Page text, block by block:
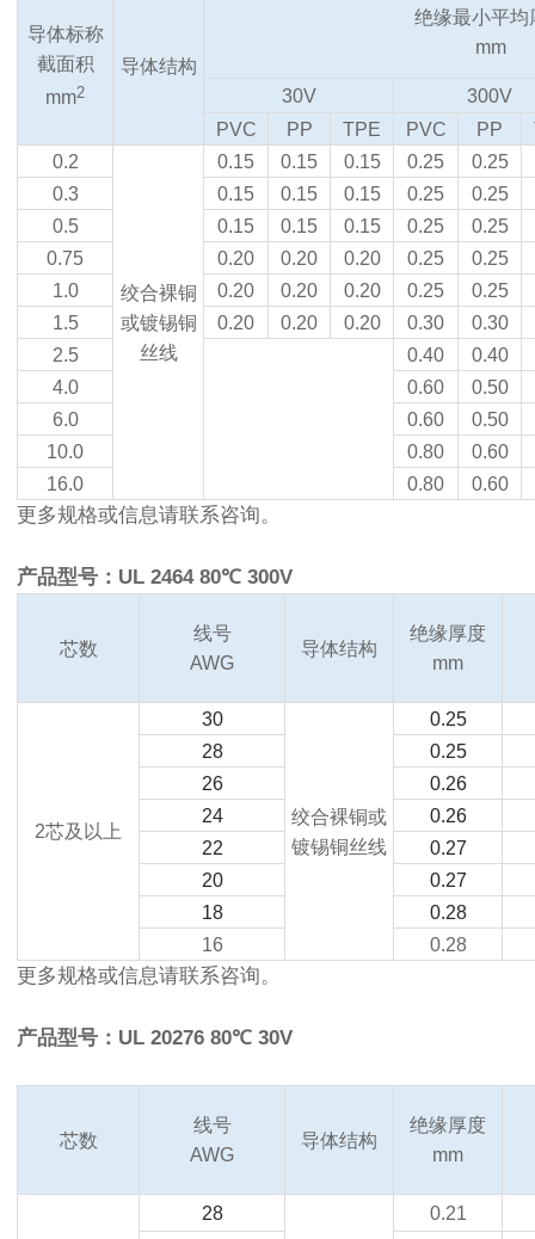
导体标称
截面积
mm2
导体结构
绝缘最小平均
mm
30V
300V
PVC
PP TPE PVC PP
0.2
绞合裸铜
或镀锡铜
丝线
0.15 0.15 0.15 0.25 0.25
0.3
0.15 0.15 0.15 0.25 0.25
0.5
0.15 0.15 0.15 0.25 0.25
0.75
0.20 0.20 0.20 0.25 0.25
1.0
0.20 0.20 0.20 0.25 0.25
1.5
0.20 0.20 0.20 0.30 0.30
2.5
0.40 0.40
4.0
0.60 0.50
6.0
0.60 0.50
10.0
0.80 0.60
16.0
0.80 0.60
更多规格或信息请联系咨询。
产品型号：UL 2464 80℃ 300V
芯数
线号
AWG
导体结构
绝缘厚度
mm
2芯及以上
30
绞合裸铜或
镀锡铜丝线
0.25
28
0.25
26
0.26
24
0.26
22
0.27
20
0.27
18
0.28
16
0.28
更多规格或信息请联系咨询。
产品型号：UL 20276 80℃ 30V
芯数
线号
AWG
导体结构
绝缘厚度
mm
28
0.21